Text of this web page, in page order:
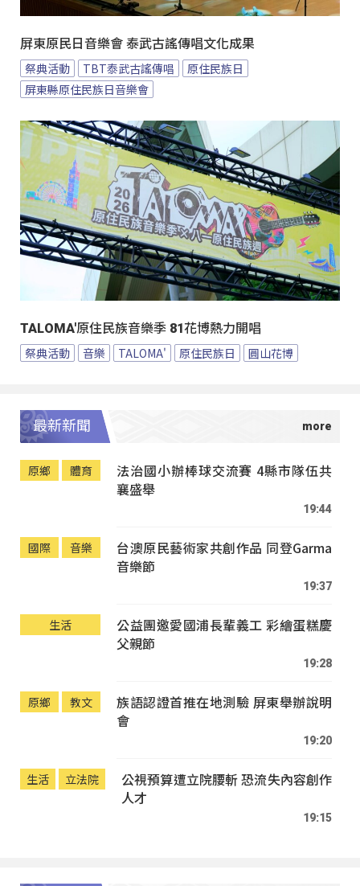
屏東原民日音樂會 泰武古謠傳唱文化成果
祭典活動 TBT泰武古謠傳唱
原住民族日
屏東縣原住民族日音樂會
TALOMA'原住民族音樂季 81花博熱力開唱
祭典活動 音樂 TALOMA' 原住民族日 圓山花博
最新新聞
原鄉 體育
法治國小辦棒球交流賽 4縣市隊伍共
襄盛舉
19:44
國際 音樂
台澳原民藝術家共創作品 同登Garma
音樂節
19:37
生活
公益團邀愛國浦長輩義工 彩繪蛋糕慶
父親節
19:28
原鄉 教文
族語認證首推在地測驗 屏東舉辦說明
會
19:20
生活 立法院
公視預算遭立院腰斬 恐流失內容創作
人才
19:15